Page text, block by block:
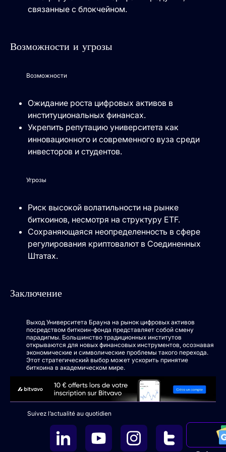
связанные с блокчейном.
Возможности и угрозы
Возможности
Ожидание роста цифровых активов в
институциональных финансах.
Укрепить репутацию университета как
инновационного и современного вуза среди
инвесторов и студентов.
Угрозы
Риск высокой волатильности на рынке
биткоинов, несмотря на структуру ETF.
Сохраняющаяся неопределенность в сфере
регулирования криптовалют в Соединенных
Штатах.
Заключение
Выход Университета Брауна на рынок цифровых активов
посредством биткоин-фонда представляет собой смену
парадигмы. Большинство традиционных институтов
открываются для новых финансовых инструментов, осознавая
экономические и символические проблемы такого перехода.
Этот стратегический выбор может ускорить принятие
биткоина в академическом мире.
Suivez l’actualité au quotidien